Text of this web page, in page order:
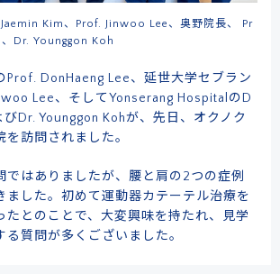
Kim、Prof. Jinwoo Lee、奥野院長、 Pr
Dr. Younggon Koh
Prof. DonHaeng Lee、延世大学セブラン
Lee、そしてYonserang HospitalのD
びDr. Younggon Kohが、先日、オクノク
を訪問されました。
ではありましたが、腰と肩の2つの症例
ました。初めて運動器カテーテル治療を
たとのことで、大変興味を持たれ、見学
質問が多くございました。